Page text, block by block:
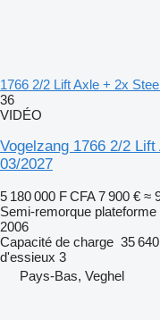
1766 2/2 Lift Axle + 2x
36
VIDÉO
Vogelzang 1766 2/2
03/2027
5 180 000 F CFA 7 900 € ≈
Semi-remorque plateforme
2006
Capacité de charge 35
d'essieux 3
Pays-Bas, Veghel